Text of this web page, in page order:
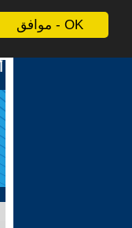
موافق - OK